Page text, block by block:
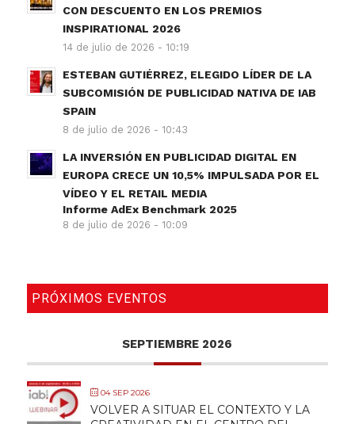
CON DESCUENTO EN LOS PREMIOS
INSPIRATIONAL 2026
14 de julio de 2026 - 10:19
ESTEBAN GUTIÉRREZ, ELEGIDO LÍDER DE LA
SUBCOMISIÓN DE PUBLICIDAD NATIVA DE IAB
SPAIN
8 de julio de 2026 - 10:43
LA INVERSIÓN EN PUBLICIDAD DIGITAL EN
EUROPA CRECE UN 10,5% IMPULSADA POR EL
VÍDEO Y EL RETAIL MEDIA
Informe AdEx Benchmark 2025
8 de julio de 2026 - 10:09
PRÓXIMOS EVENTOS
SEPTIEMBRE 2026
04 SEP 2026
VOLVER A SITUAR EL CONTEXTO Y LA